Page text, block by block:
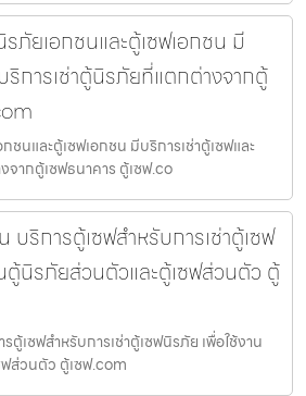
รภัยเอกชนและตู้เซฟเอกชน มี
ริการเช่าตู้นิรภัยที่แตกต่างจากตู้
ชนและตู้เซฟเอกชน มีบริการเช่าตู้เซฟและ
จากตู้เซฟธนาคาร ตู้เซฟ.co
บริการตู้เซฟสำหรับการเช่าตู้เซฟ
ตู้นิรภัยส่วนตัวและตู้เซฟส่วนตัว ตู้
เซฟสำหรับการเช่าตู้เซฟนิรภัย เพื่อใช้งาน
ส่วนตัว ตู้เซฟ.com